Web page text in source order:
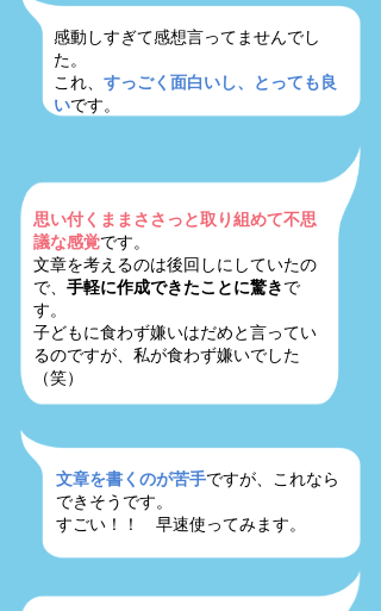
感動しすぎて感想言ってませんでし
た。
これ、 すっごく面白いし、とっても良
いです。
思い付くままささっと取り組めて不思
議な感覚です。
文章を考えるのは後回しにしていたの
で、 手軽に作成できたことに驚きで
す。
子どもに食わず嫌いはだめと言ってい
るのですが、私が食わず嫌いでした
（笑）
文章を書くのが苦手ですが、これなら
できそうです。
すごい！！ 早速使ってみます。